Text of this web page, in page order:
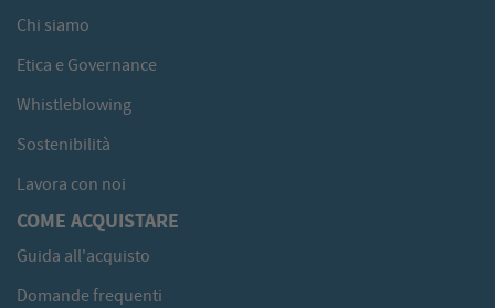
Chi siamo
Etica e Governance
Whistleblowing
Sostenibilità
Lavora con noi
COME ACQUISTARE
Guida all'acquisto
Domande frequenti